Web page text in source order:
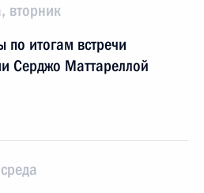
вторник
по итогам встречи
Серджо Маттареллой